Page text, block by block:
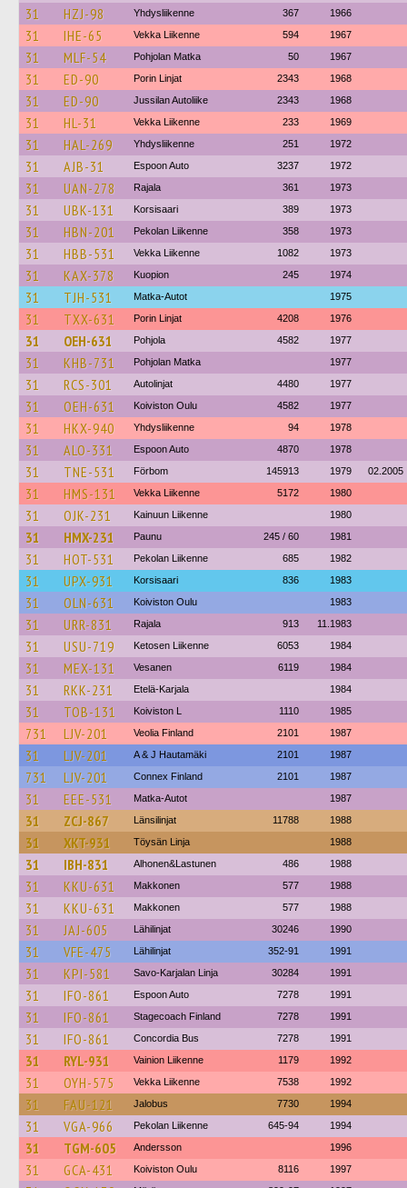
31 HZJ-98 Yhdysliikenne 367 1966
31 IHE-65 Vekka Liikenne 594 1967
31 MLF-54 Pohjolan Matka 50 1967
31 ED-90 Porin Linjat 2343 1968
31 ED-90 Jussilan Autoliike 2343 1968
31 HL-31 Vekka Liikenne 233 1969
31 HAL-269 Yhdysliikenne 251 1972
31 AJB-31 Espoon Auto 3237 1972
31 UAN-278 Rajala 361 1973
31 UBK-131 Korsisaari 389 1973
31 HBN-201 Pekolan Liikenne 358 1973
31 HBB-531 Vekka Liikenne 1082 1973
31 KAX-378 Kuopion 245 1974
31 TJH-531 Matka-Autot 1975
31 TXX-631 Porin Linjat 4208 1976
31 OEH-631 Pohjola 4582 1977
31 KHB-731 Pohjolan Matka 1977
31 RCS-301 Autolinjat 4480 1977
31 OEH-631 Koiviston Oulu 4582 1977
31 HKX-940 Yhdysliikenne 94 1978
31 ALO-331 Espoon Auto 4870 1978
31 TNE-531 Förbom 145913 1979 02.2005
31 HMS-131 Vekka Liikenne 5172 1980
31 OJK-231 Kainuun Liikenne 1980
31 HMX-231 Paunu 245 / 60 1981
31 HOT-531 Pekolan Liikenne 685 1982
31 UPX-931 Korsisaari 836 1983
31 OLN-631 Koiviston Oulu 1983
31 URR-831 Rajala 913 11.1983
31 USU-719 Ketosen Liikenne 6053 1984
31 MEX-131 Vesanen 6119 1984
31 RKK-231 Etelä-Karjala 1984
31 TOB-131 Koiviston L 1110 1985
731 LJV-201 Veolia Finland 2101 1987
31 LJV-201 A & J Hautamäki 2101 1987
731 LJV-201 Connex Finland 2101 1987
31 EEE-531 Matka-Autot 1987
31 ZCJ-867 Länsilinjat 11788 1988
31 XKT-931 Töysän Linja 1988
31 IBH-831 Alhonen&Lastunen 486 1988
31 KKU-631 Makkonen 577 1988
31 KKU-631 Makkonen 577 1988
31 JAJ-605 Lähilinjat 30246 1990
31 VFE-475 Lähilinjat 352-91 1991
31 KPI-581 Savo-Karjalan Linja 30284 1991
31 IFO-861 Espoon Auto 7278 1991
31 IFO-861 Stagecoach Finland 7278 1991
31 IFO-861 Concordia Bus 7278 1991
31 RYL-931 Vainion Liikenne 1179 1992
31 OYH-575 Vekka Liikenne 7538 1992
31 FAU-121 Jalobus 7730 1994
31 VGA-966 Pekolan Liikenne 645-94 1994
31 TGM-605 Andersson 1996
31 GCA-431 Koiviston Oulu 8116 1997